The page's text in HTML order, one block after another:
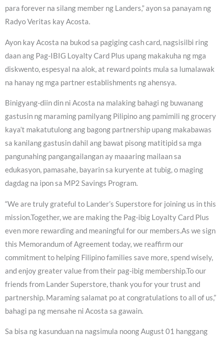
para forever na silang member ng Landers,” ayon sa panayam ng
Radyo Veritas kay Acosta.
Ayon kay Acosta na bukod sa pagiging cash card, nagsisilbi ring
daan ang Pag-IBIG Loyalty Card Plus upang makakuha ng mga
diskwento, espesyal na alok, at reward points mula sa lumalawak
na hanay ng mga partner establishments ng ahensya.
Binigyang-diin din ni Acosta na malaking bahagi ng buwanang
gastusin ng maraming pamilyang Pilipino ang pamimili ng grocery
kaya’t makatutulong ang bagong partnership upang makabawas
sa kanilang gastusin dahil ang bawat pisong matitipid sa mga
pangunahing pangangailangan ay maaaring mailaan sa
edukasyon, pamasahe, bayarin sa kuryente at tubig, o maging
dagdag na ipon sa MP2 Savings Program.
“We are truly grateful to Lander’s Superstore for joining us in this
mission.Together, we are making the Pag-ibig Loyalty Card Plus
even more rewarding and meaningful for our members.As we sign
this Memorandum of Agreement today, we reaffirm our
commitment to helping Filipino families save more, spend wisely,
and enjoy greater value from their pag-ibig membership.To our
friends from Lander Superstore, thank you for your trust and
partnership. Maraming salamat po at congratulations to all of us,”
bahagi pa ng mensahe ni Acosta sa gawain.
Sa bisa ng kasunduan na nagsimula noong August 01 hanggang